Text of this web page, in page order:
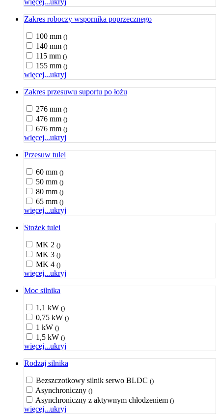
więcej...ukryj
Zakres roboczy wspornika poprzecznego
100 mm ()
140 mm ()
115 mm ()
155 mm ()
więcej...ukryj
Zakres przesuwu suportu po łożu
276 mm ()
476 mm ()
676 mm ()
więcej...ukryj
Przesuw tulei
60 mm ()
50 mm ()
80 mm ()
65 mm ()
więcej...ukryj
Stożek tulei
MK 2 ()
MK 3 ()
MK 4 ()
więcej...ukryj
Moc silnika
1,1 kW ()
0,75 kW ()
1 kW ()
1,5 kW ()
więcej...ukryj
Rodzaj silnika
Bezszczotkowy silnik serwo BLDC ()
Asynchroniczny ()
Asynchroniczny z aktywnym chłodzeniem ()
więcej...ukryj